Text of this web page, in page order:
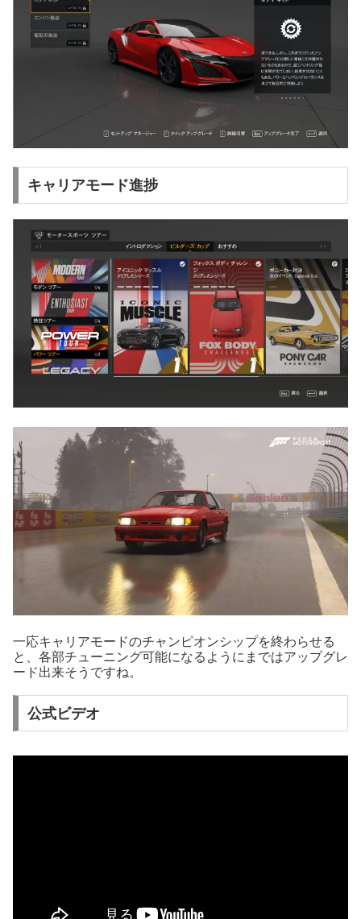
キャリアモード進捗
一応キャリアモードのチャンピオンシップを終わらせる
と、各部チューニング可能になるようにまではアップグレ
ード出来そうですね。
公式ビデオ